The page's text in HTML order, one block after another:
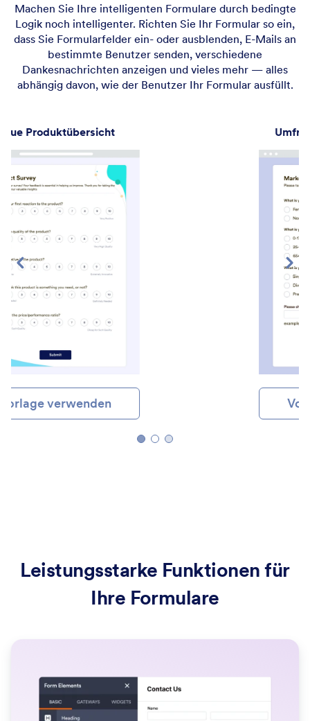
Machen Sie Ihre intelligenten Formulare durch bedingte
Logik noch intelligenter. Richten Sie Ihr Formular so ein,
dass Sie Formularfelder ein- oder ausblenden, E-Mails an
bestimmte Benutzer senden, verschiedene
Dankesnachrichten anzeigen und vieles mehr — alles
abhängig davon, wie der Benutzer Ihr Formular ausfüllt.
Umfrage zur Marktanalyse
Vorlage verwenden
Leistungsstarke Funktionen für
Ihre Formulare